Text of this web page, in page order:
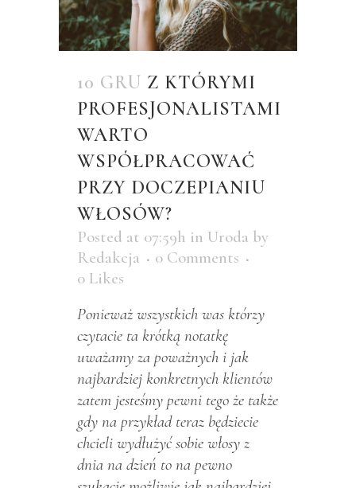
10 GRU Z KTÓRYMI
PROFESJONALISTAMI
WARTO
WSPÓŁPRACOWAĆ
PRZY DOCZEPIANIU
WŁOSÓW?
Posted at 07:59h in Uroda by
Redakcja
0 Comments
0 Likes
Ponieważ wszystkich was którzy
czytacie ta krótką notatkę
uważamy za poważnych i jak
najbardziej konkretnych klientów
zatem jesteśmy pewni tego że także
gdy na przykład teraz będziecie
chcieli wydłużyć sobie włosy z
dnia na dzień to na pewno